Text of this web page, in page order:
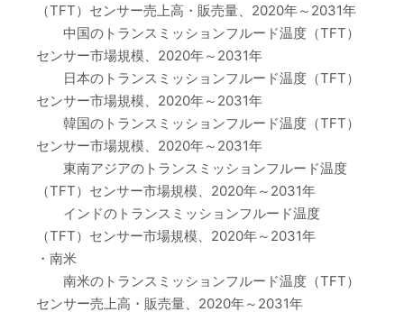
（TFT）センサー売上高・販売量、2020年～2031年
中国のトランスミッションフルード温度（TFT）
センサー市場規模、2020年～2031年
日本のトランスミッションフルード温度（TFT）
センサー市場規模、2020年～2031年
韓国のトランスミッションフルード温度（TFT）
センサー市場規模、2020年～2031年
東南アジアのトランスミッションフルード温度
（TFT）センサー市場規模、2020年～2031年
インドのトランスミッションフルード温度
（TFT）センサー市場規模、2020年～2031年
・南米
南米のトランスミッションフルード温度（TFT）
センサー売上高・販売量、2020年～2031年